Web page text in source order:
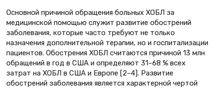
Основной причиной обращения больных ХОБЛ за
медицинской помощью служит развитие обострений
заболевания, которые часто требуют не только
назначения дополнительной терапии, но и госпитализации
пациентов. Обострения ХОБЛ считаются причиной 13 млн
обращений в год в США и определяют 31–68 % всех
затрат на ХОБЛ в США и Европе [2–4]. Развитие
обострений заболевания является характерной чертой